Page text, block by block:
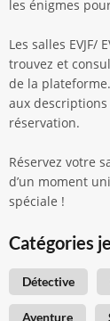
les énigmes
Les salles EVJF/
trouvez et
de la
aux
réservation.
Réservez votre
d’un moment
spéciale !
Catégories
Détective
Aventure